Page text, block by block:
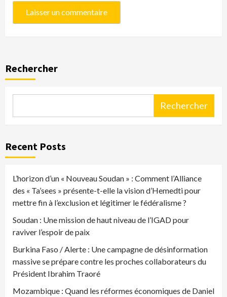
Rechercher
Rechercher
Recent Posts
L’horizon d’un « Nouveau Soudan » : Comment l’Alliance
des « Ta’sees » présente-t-elle la vision d’Hemedti pour
mettre fin à l’exclusion et légitimer le fédéralisme ?
Soudan : Une mission de haut niveau de l’IGAD pour
raviver l’espoir de paix
Burkina Faso / Alerte : Une campagne de désinformation
massive se prépare contre les proches collaborateurs du
Président Ibrahim Traoré
Mozambique : Quand les réformes économiques de Daniel